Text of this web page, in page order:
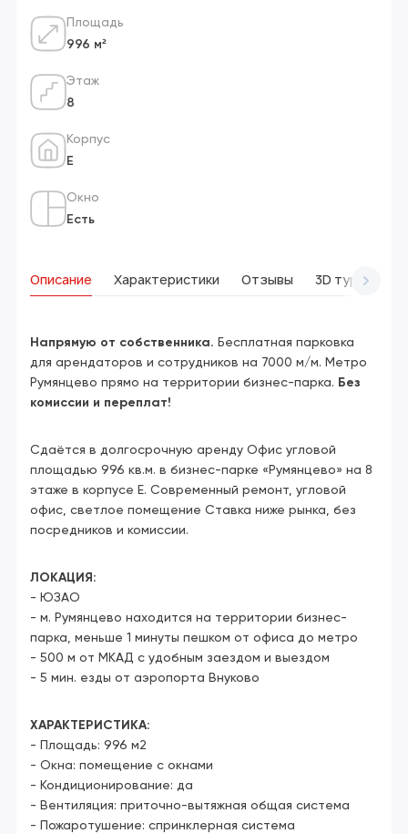
Площадь
996 м²
Этаж
8
Корпус
Е
Окно
Есть
Описание Характеристики Отзывы 3D тур
Напрямую от собственника. Бесплатная парковка
для арендаторов и сотрудников на 7000 м/м. Метро
Румянцево прямо на территории бизнес-парка. Без
комиссии и переплат!
Сдаётся в долгосрочную аренду Офис угловой
площадью 996 кв.м. в бизнес-парке «Румянцево» на 8
этаже в корпусе Е. Современный ремонт, угловой
офис, светлое помещение Ставка ниже рынка, без
посредников и комиссии.
ЛОКАЦИЯ:
- ЮЗАО
- м. Румянцево находится на территории бизнес-
парка, меньше 1 минуты пешком от офиса до метро
- 500 м от МКАД с удобным заездом и выездом
- 5 мин. езды от аэропорта Внуково
ХАРАКТЕРИСТИКА:
- Площадь: 996 м2
- Окна: помещение с окнами
- Кондиционирование: да
- Вентиляция: приточно-вытяжная общая система
- Пожаротушение: спринклерная система